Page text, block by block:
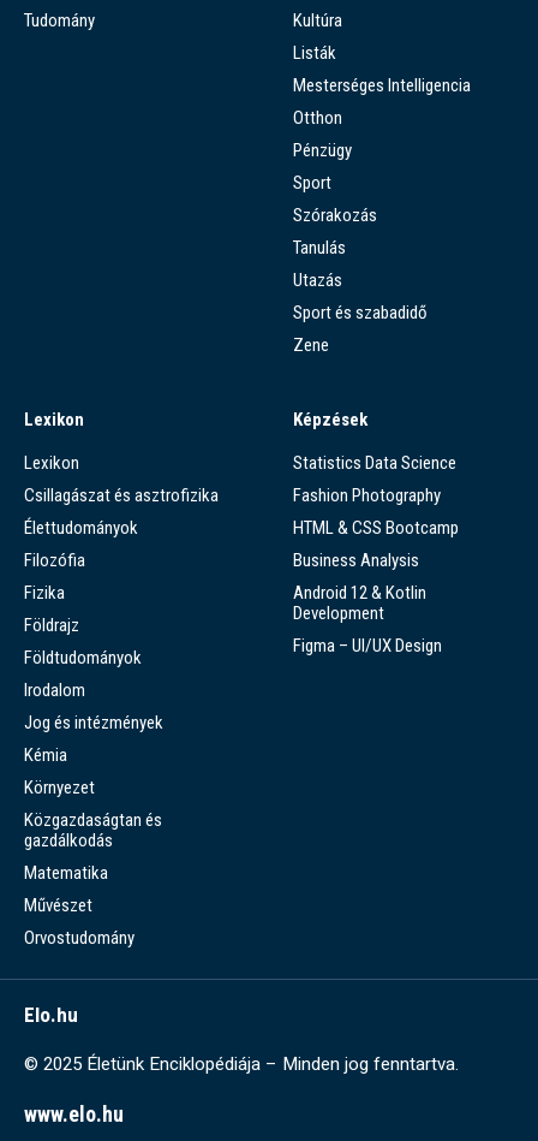
Tudomány
Kultúra
Listák
Mesterséges Intelligencia
Otthon
Pénzügy
Sport
Szórakozás
Tanulás
Utazás
Sport és szabadidő
Zene
Lexikon
Lexikon
Csillagászat és asztrofizika
Élettudományok
Filozófia
Fizika
Földrajz
Földtudományok
Irodalom
Jog és intézmények
Kémia
Környezet
Közgazdaságtan és
gazdálkodás
Matematika
Művészet
Orvostudomány
Képzések
Statistics Data Science
Fashion Photography
HTML & CSS Bootcamp
Business Analysis
Android 12 & Kotlin
Development
Figma – UI/UX Design
Elo.hu
© 2025 Életünk Enciklopédiája – Minden jog fenntartva.
www.elo.hu